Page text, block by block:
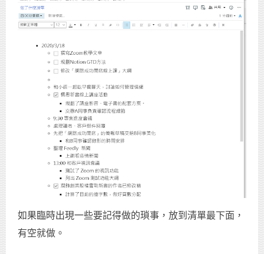
如果臨時出現一些要記得做的瑣事，放到清單最下面，
有空就做。